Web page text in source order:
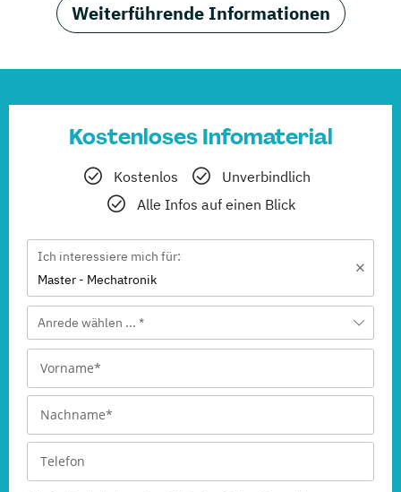
Weiterführende Informationen
Kostenloses Infomaterial
Kostenlos
Unverbindlich
Alle Infos auf einen Blick
Ich interessiere mich für:
Master - Mechatronik
Anrede wählen ... *